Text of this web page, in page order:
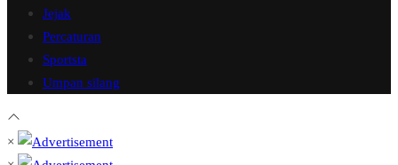
Jejak
Percaturan
Sportsta
Umpan silang
×